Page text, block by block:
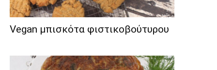
Vegan μπισκότα φιστικοβούτυρου